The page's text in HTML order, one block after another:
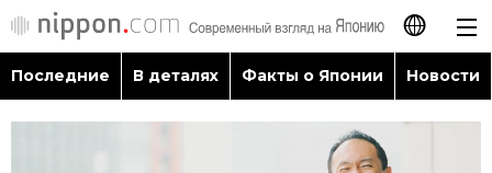
日本語
English
Последние В деталях Факты о Японии Новости